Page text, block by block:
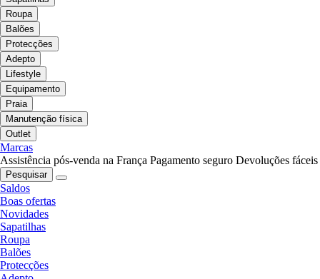
Roupa
Balões
Protecções
Adepto
Lifestyle
Equipamento
Praia
Manutenção física
Outlet
Marcas
Assistência pós-venda na França Pagamento seguro Devoluções fáceis
Pesquisar
Saldos
Boas ofertas
Novidades
Sapatilhas
Roupa
Balões
Protecções